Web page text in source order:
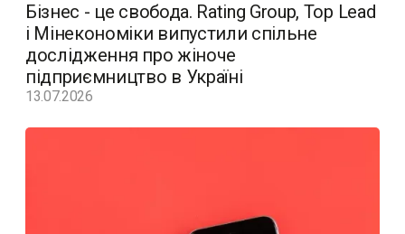
Бізнес - це свобода. Rating Group, Top Lead
і Мінекономіки випустили спільне
дослідження про жіноче
підприємництво в Україні
13.07.2026